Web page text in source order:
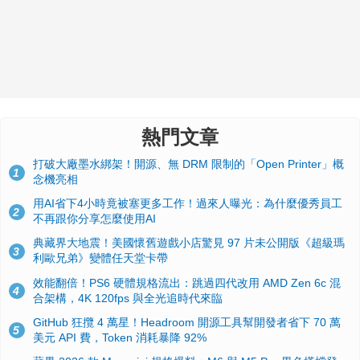
熱門文章
1
打破大廠墨水綁架！開源、無 DRM 限制的「Open Printer」概
念機亮相
2
用AI省下4小時竟被塞更多工作！過來人曝光：為什麼優秀員工
不再跟你分享怎麼使用AI
3
典藏界大地震！美國懷舊遊戲小店驚見 97 片未公開版《超級瑪
利歐兄弟》變體任天堂卡帶
4
效能翻倍！PS6 硬體規格流出：跳過四代改用 AMD Zen 6c 混
合架構，4K 120fps 與全光追時代來臨
5
GitHub 狂攬 4 萬星！Headroom 開源工具幫開發者省下 70 萬
美元 API 費，Token 消耗暴降 92%